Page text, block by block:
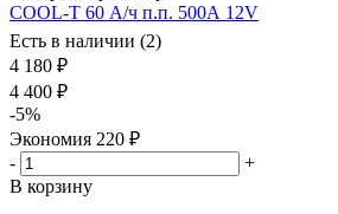
COOL-T 60 А/ч п.п. 500А 12V
Есть в наличии (2)
4 180 ₽
4 400 ₽
-5%
Экономия 220 ₽
-
+
В корзину